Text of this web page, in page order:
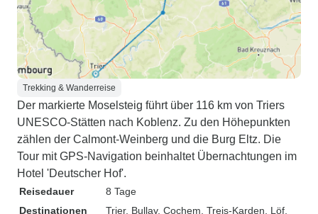
Trekking & Wanderreise
Der markierte Moselsteig führt über 116 km von Triers
UNESCO-Stätten nach Koblenz. Zu den Höhepunkten
zählen der Calmont-Weinberg und die Burg Eltz. Die
Tour mit GPS-Navigation beinhaltet Übernachtungen im
Hotel 'Deutscher Hof'.
Reisedauer
8 Tage
Destinationen
Trier, Bullay, Cochem , Treis-Karden , Löf